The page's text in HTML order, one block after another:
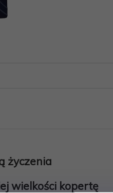
życzenia
wielkości kopertę